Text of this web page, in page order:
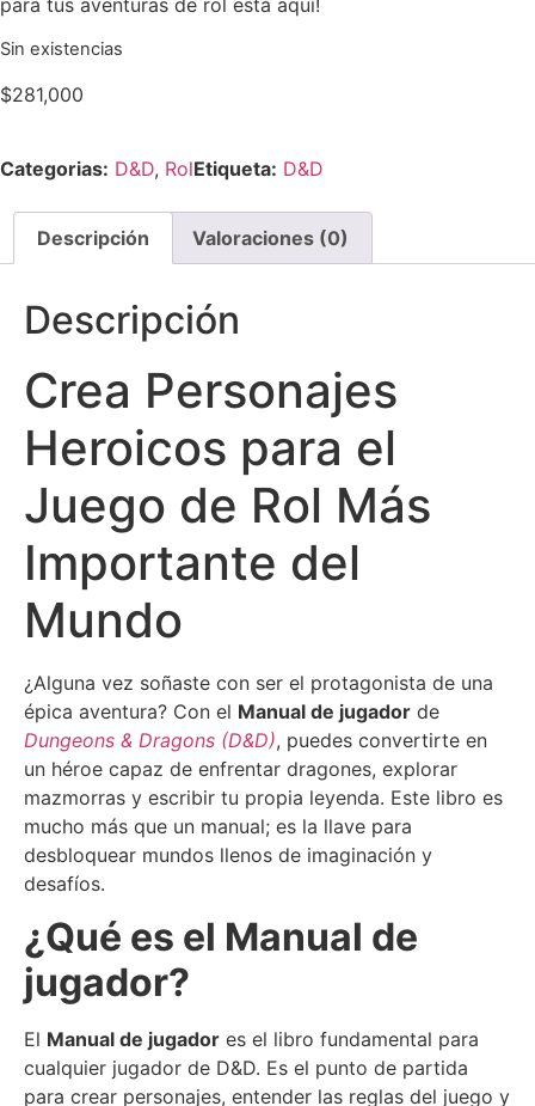
para tus aventuras de rol está aquí!
Sin existencias
$281,000
Categorias: D&D, RolEtiqueta: D&D
Descripción Valoraciones (0)
Descripción
Crea Personajes
Heroicos para el
Juego de Rol Más
Importante del
Mundo
¿Alguna vez soñaste con ser el protagonista de una
épica aventura? Con el Manual de jugador de
Dungeons & Dragons (D&D), puedes convertirte en
un héroe capaz de enfrentar dragones, explorar
mazmorras y escribir tu propia leyenda. Este libro es
mucho más que un manual; es la llave para
desbloquear mundos llenos de imaginación y
desafíos.
¿Qué es el Manual de
jugador?
El Manual de jugador es el libro fundamental para
cualquier jugador de D&D. Es el punto de partida
para crear personajes, entender las reglas del juego y